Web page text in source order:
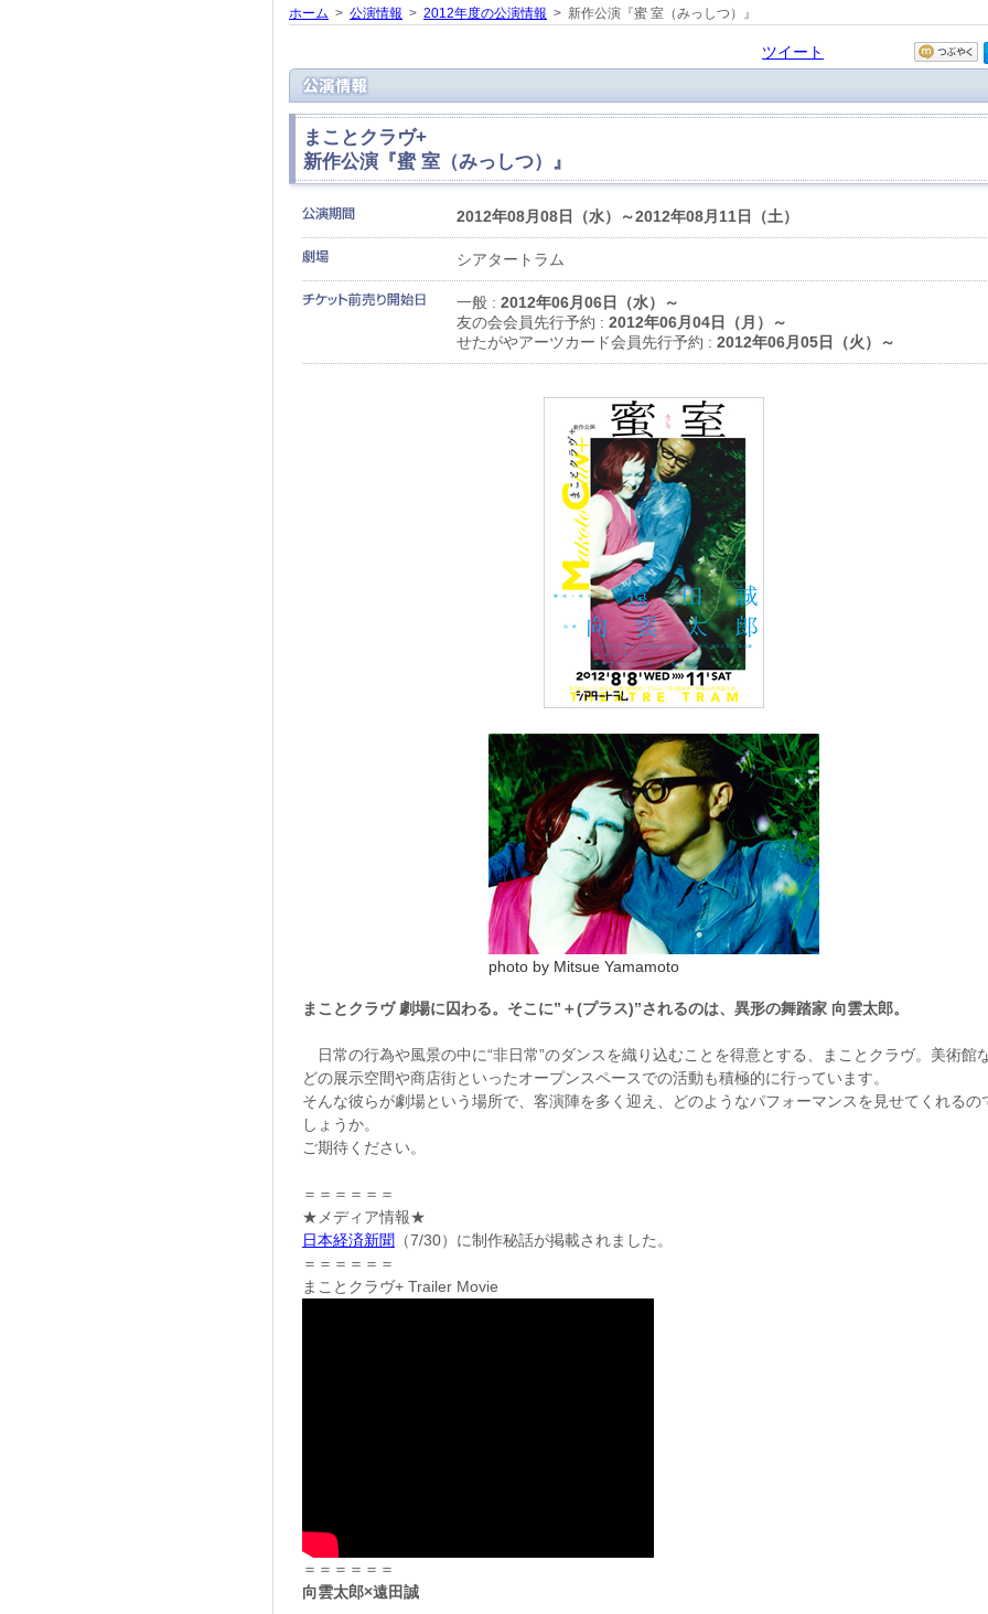
ホーム > 公演情報 > 2012年度の公演情報 > 新作公演『蜜 室（みっしつ）』
ツイート
まことクラヴ+
新作公演『蜜 室（みっしつ）』
2012年08月08日（水）～2012年08月11日（土）
シアタートラム
一般 : 2012年06月06日（水）～
友の会会員先行予約 : 2012年06月04日（月）～
せたがやアーツカード会員先行予約 : 2012年06月05日（火）～
photo by Mitsue Yamamoto
まことクラヴ 劇場に囚わる。そこに”＋(プラス)”されるのは、異形の舞踏家 向雲太郎。
日常の行為や風景の中に“非日常”のダンスを織り込むことを得意とする、まことクラヴ。美術館
どの展示空間や商店街といったオープンスペースでの活動も積極的に行っています。
そんな彼らが劇場という場所で、客演陣を多く迎え、どのようなパフォーマンスを見せてくれるの
しょうか。
ご期待ください。
＝＝＝＝＝＝
★メディア情報★
日本経済新聞 （7/30）に制作秘話が掲載されました。
＝＝＝＝＝＝
まことクラヴ+ Trailer Movie
＝＝＝＝＝＝
向雲太郎×遠田誠